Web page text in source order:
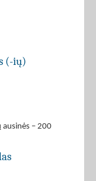
(-ių)
– 200